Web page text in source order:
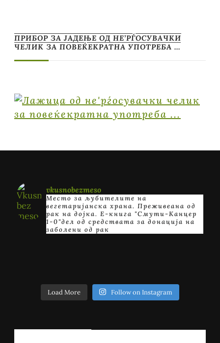
ПРИБОР ЗА ЈАДЕЊЕ ОД НЕ’РЃОСУВАЧКИ
ЧЕЛИК ЗА ПОВЕЌЕКРАТНА УПОТРЕБА …
vkusnobezmeso
Место за љубителите на
вегетаријанска храна. Преживеана од
рак на дојка. E-книга "Смути-Канцер
1-0"дел од средствата за донација на
заболени од рак
Load More Follow on Instagram